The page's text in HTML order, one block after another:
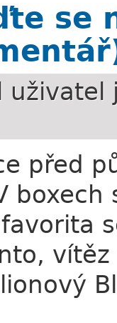
se
uživatel
před
boxech